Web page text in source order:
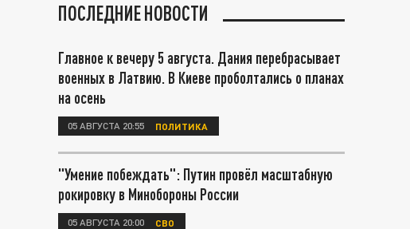
ПОСЛЕДНИЕ НОВОСТИ
Главное к вечеру 5 августа. Дания перебрасывает
военных в Латвию. В Киеве проболтались о планах
на осень
05 АВГУСТА 20:55 ПОЛИТИКА
"Умение побеждать": Путин провёл масштабную
рокировку в Минобороны России
05 АВГУСТА 20:00 СВО